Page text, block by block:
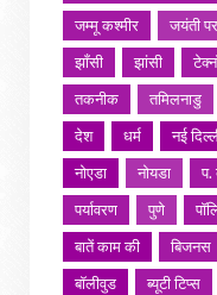
जम्मू कश्मीर
जयंती
झाँसी
झांसी
तकनीक
तमिलनाडु
देश
धर्म नई
नोएडा
नोयडा प.
पर्यावरण
पुणे
बातें काम की
बिजनस
बॉलीवुड
ब्यूटी टिप्स